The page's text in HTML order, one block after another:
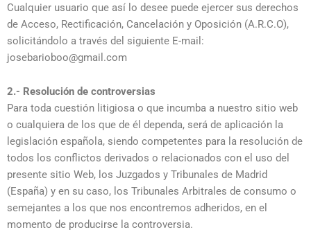
Cualquier usuario que así lo desee puede ejercer sus derechos
de Acceso, Rectificación, Cancelación y Oposición (A.R.C.O),
solicitándolo a través del siguiente E-mail:
josebarioboo@gmail.com
2.- Resolución de controversias
Para toda cuestión litigiosa o que incumba a nuestro sitio web
o cualquiera de los que de él dependa, será de aplicación la
legislación española, siendo competentes para la resolución de
todos los conflictos derivados o relacionados con el uso del
presente sitio Web, los Juzgados y Tribunales de Madrid
(España) y en su caso, los Tribunales Arbitrales de consumo o
semejantes a los que nos encontremos adheridos, en el
momento de producirse la controversia.